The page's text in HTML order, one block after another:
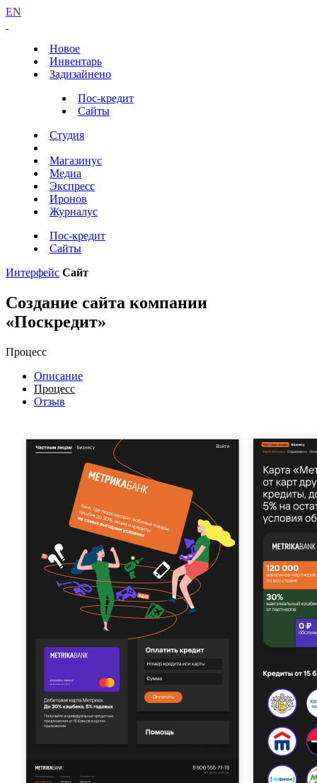
EN
Новое
Инвентарь
Задизайнено
Пос-кредит
Сайты
Студия
Магазинус
Медиа
Экспресс
Иронов
Журналус
Пос-кредит
Сайты
Интерфейс Сайт
Создание сайта компании
«Поскредит»
Процесс
Описание
Процесс
Отзыв